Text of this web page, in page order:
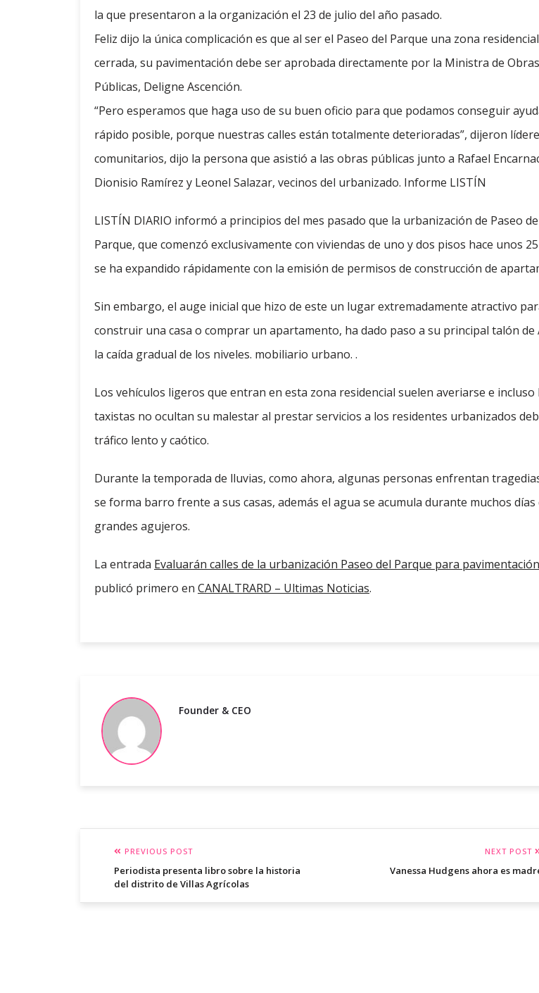
la que presentaron a la organización el 23 de julio del año pasado.
Feliz dijo la única complicación es que al ser el Paseo del Parque una zona residencial
cerrada, su pavimentación debe ser aprobada directamente por la Ministra de Obras
Públicas, Deligne Ascención.
“Pero esperamos que haga uso de su buen oficio para que podamos conseguir
rápido posible, porque nuestras calles están totalmente deterioradas”, dijeron
comunitarios, dijo la persona que asistió a las obras públicas junto a Rafael
Dionisio Ramírez y Leonel Salazar, vecinos del urbanizado. Informe LISTÍN
LISTÍN DIARIO informó a principios del mes pasado que la urbanización de Paseo
Parque, que comenzó exclusivamente con viviendas de uno y dos pisos hace unos
se ha expandido rápidamente con la emisión de permisos de construcción de
Sin embargo, el auge inicial que hizo de este un lugar extremadamente atractivo
construir una casa o comprar un apartamento, ha dado paso a su principal talón de
la caída gradual de los niveles. mobiliario urbano. .
Los vehículos ligeros que entran en esta zona residencial suelen averiarse e incluso
taxistas no ocultan su malestar al prestar servicios a los residentes urbanizados
tráfico lento y caótico.
Durante la temporada de lluvias, como ahora, algunas personas enfrentan
se forma barro frente a sus casas, además el agua se acumula durante muchos días
grandes agujeros.
La entrada Evaluarán calles de la urbanización Paseo del Parque para pavimentación
publicó primero en CANALTRARD – Ultimas Noticias.
Founder & CEO
PREVIOUS POST
Periodista presenta libro sobre la historia
del distrito de Villas Agrícolas
NEXT POST
Vanessa Hudgens ahora es